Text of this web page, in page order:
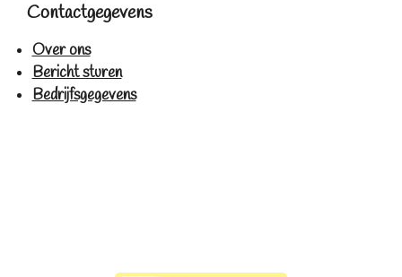
Contactgegevens
Over ons
Bericht sturen
Bedrijfsgegevens